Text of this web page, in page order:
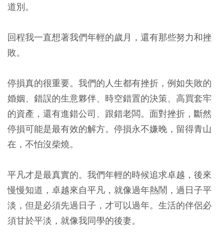
道別。
回程我一直想著我們年輕的歲月，還有那些努力和挫
敗。
停損真的很重要。我們的人生都有挫折，例如失敗的
婚姻、錯誤的生意夥伴、時空錯置的決策、高買套牢
的資產，還有進錯公司、跟錯老闆。面對挫折，斷然
停損可能是最有效的解方。停損永不嫌晚，留得青山
在，不怕沒柴燒。
平凡才是最真實的。我們年輕的時候追求卓越，後來
慢慢知道，卓越來自平凡，就像過年熱鬧，過日子平
淡，但是必須先過日子，才可以過年。生活的伴侶必
須甘於平淡，就像我同學的後妻。